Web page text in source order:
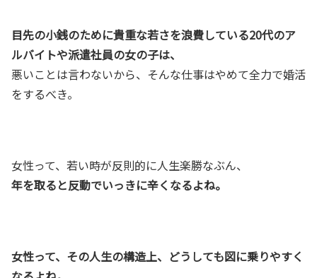
目先の小銭のために貴重な若さを浪費している20代のア
ルバイトや派遣社員の女の子は、
悪いことは言わないから、そんな仕事はやめて全力で婚活
をするべき。
女性って、若い時が反則的に人生楽勝なぶん、
年を取ると反動でいっきに辛くなるよね。
女性って、その人生の構造上、どうしても図に乗りやすく